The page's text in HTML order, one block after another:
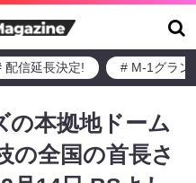
配信延長決定! # M-1グラン
の本拠地ドーム
の全国の首長さ